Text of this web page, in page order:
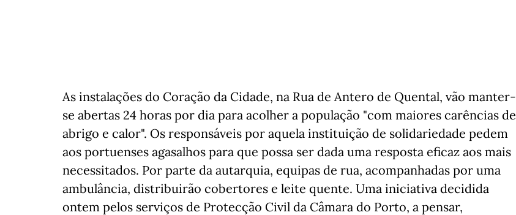
As instalações do Coração da Cidade, na Rua de Antero de Quental, vão manter-
se abertas 24 horas por dia para acolher a população "com maiores carências de
abrigo e calor". Os responsáveis por aquela instituição de solidariedade pedem
aos portuenses agasalhos para que possa ser dada uma resposta eficaz aos mais
necessitados. Por parte da autarquia, equipas de rua, acompanhadas por uma
ambulância, distribuirão cobertores e leite quente. Uma iniciativa decidida
ontem pelos serviços de Protecção Civil da Câmara do Porto, a pensar,